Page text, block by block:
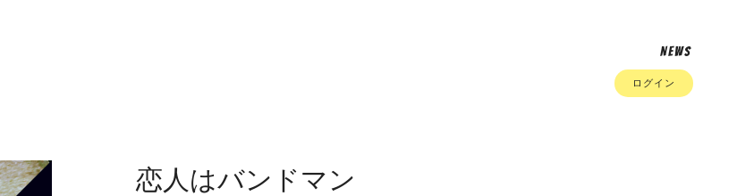
NEWS
ログイン
恋人はバンドマン